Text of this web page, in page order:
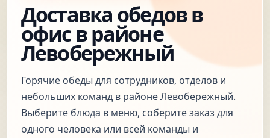
Доставка обедов в
офис в районе
Левобережный
Горячие обеды для сотрудников, отделов и
небольших команд в районе Левобережный.
Выберите блюда в меню, соберите заказ для
одного человека или всей команды и